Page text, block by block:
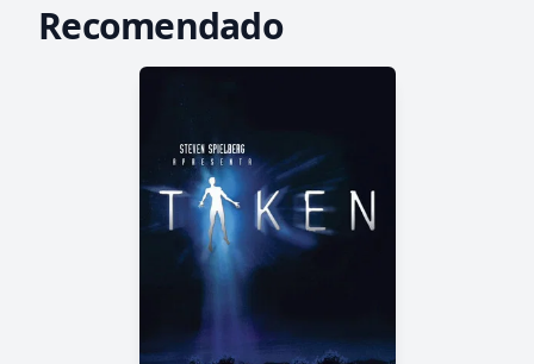
Recomendado